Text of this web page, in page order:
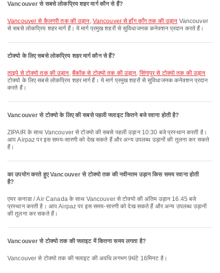
Vancouver से सबसे लोकप्रिय शहर मार्ग कौन से हैं?
Vancouver से कैलगरी तक की उड़ान, Vancouver से हाँग काँग तक की उड़ान Vancouver
से सबसे लोकप्रिय शहर मार्ग हैं। ये मार्ग प्रमुख शहरों से सुविधाजनक कनेक्शन प्रदान करते हैं।
टोक्यो के लिए सबसे लोकप्रिय शहर मार्ग कौन से हैं?
ताइपे से टोक्यो तक की उड़ान, बैंकॉक से टोक्यो तक की उड़ान, सिंगापुर से टोक्यो तक की उड़ान
टोक्यो के लिए सबसे लोकप्रिय शहर मार्ग हैं। ये मार्ग प्रमुख शहरों से सुविधाजनक कनेक्शन प्रदान
करते हैं।
Vancouver से टोक्यो के लिए की सबसे पहली फ्लाइट कितने बजे रवाना होती है?
ZIPAIR के साथ Vancouver से टोक्यो की सबसे पहली उड़ान 10:30 बजे प्रस्थान करती है।
आप Airpaz पर इस समय-सारणी को देख सकते हैं और अन्य उपलब्ध उड़ानों की तुलना कर सकते
हैं।
का उपयोग करते हुए Vancouver से टोक्यो तक की नवीनतम उड़ान किस समय रवाना होती
है?
एयर कनाडा / Air Canada के साथ Vancouver से टोक्यो की अंतिम उड़ान 16:45 बजे
प्रस्थान करती है। आप Airpaz पर इस समय-सारणी को देख सकते हैं और अन्य उपलब्ध उड़ानों
की तुलना कर सकते हैं।
Vancouver से टोक्यो तक की फ्लाइट में कितना समय लगता है?
Vancouver से टोक्यो तक की फ्लाइट की अवधि लगभग 9घंटे 16मिनट है।